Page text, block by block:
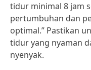
tidur minimal 8 jam
pertumbuhan dan
optimal.” Pastikan
tidur yang nyaman
nyenyak.